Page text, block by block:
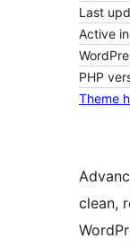
Last
Active
PHP
Theme
clean,